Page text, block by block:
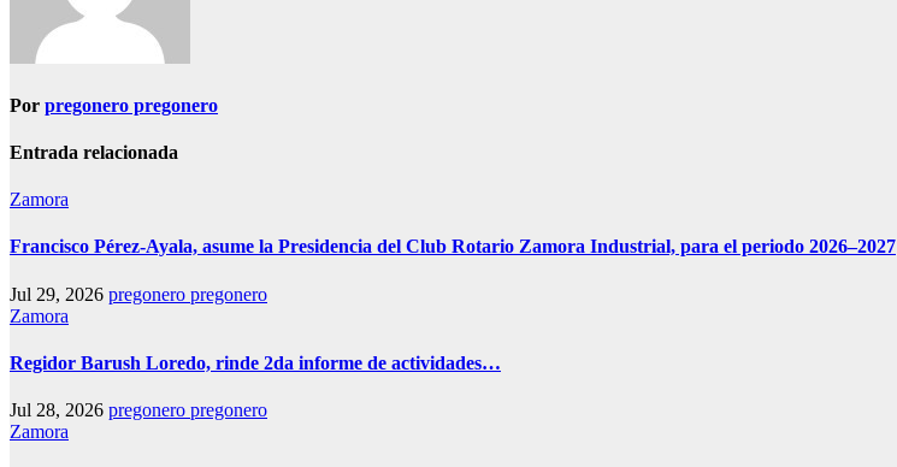
Por pregonero pregonero
Entrada relacionada
Zamora
Francisco Pérez-Ayala, asume la Presidencia del Club Rotario Zamora Industrial, para el periodo 2026–2027
Jul 29, 2026 pregonero pregonero
Zamora
Regidor Barush Loredo, rinde 2da informe de actividades…
Jul 28, 2026 pregonero pregonero
Zamora